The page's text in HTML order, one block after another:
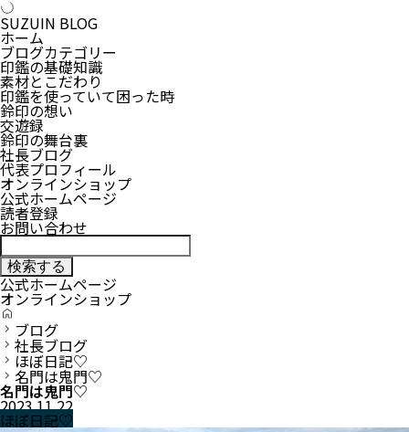
SUZUIN BLOG
ホーム
ブログカテゴリー
印鑑の基礎知識
素材とこだわり
印鑑を使っていて困った時
鈴印の想い
交遊録
鈴印の舞台裏
社長ブログ
代表プロフィール
オンラインショップ
公式ホームページ
読者登録
お問い合わせ
公式ホームページ
オンラインショップ
H
O
M
E
ブログ
社長ブログ
ほぼ日記♡
名門は鬼門♡
名門は鬼門♡
2023.11.22
ほぼ日記♡